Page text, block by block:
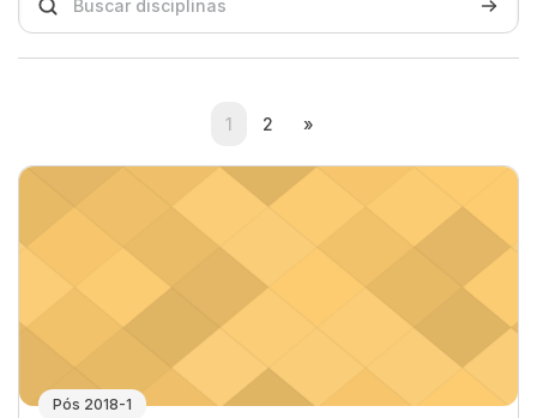
Buscar disciplinas
1
(current)
2 »
Próxima página
Pós 2018-1